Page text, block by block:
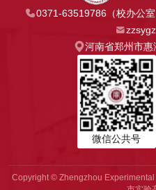
0371-63519786（校办公
河南省郑州市
微信公共号
Copyright © Zhengzhou